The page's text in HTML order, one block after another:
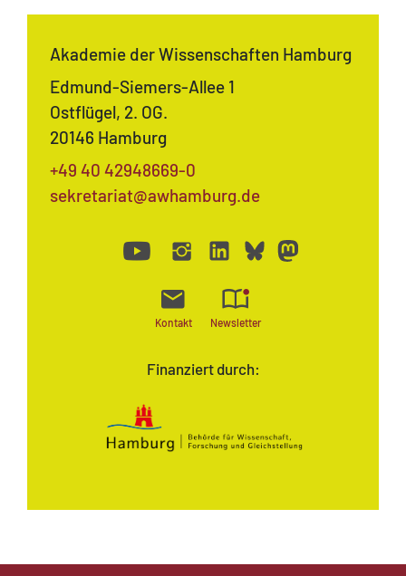
Finanziert durch:
Akademie der Wissenschaften Hamburg
Edmund-Siemers-Allee 1
Ostflügel, 2. OG.
20146 Hamburg
+49 40 42948669-0
sekretariat@awhamburg.de
Kontakt Newsletter